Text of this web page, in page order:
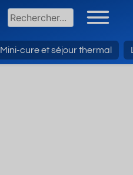
Mini-cure et séjour thermal